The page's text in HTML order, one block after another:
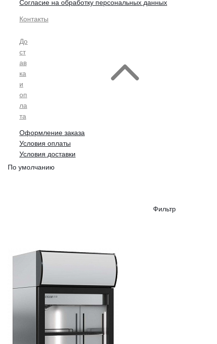
Согласие на обработку персональных данных
Контакты
До
ст
ав
ка
и
оп
ла
та
Оформление заказа
Условия оплаты
Условия доставки
По умолчанию
Фильтр